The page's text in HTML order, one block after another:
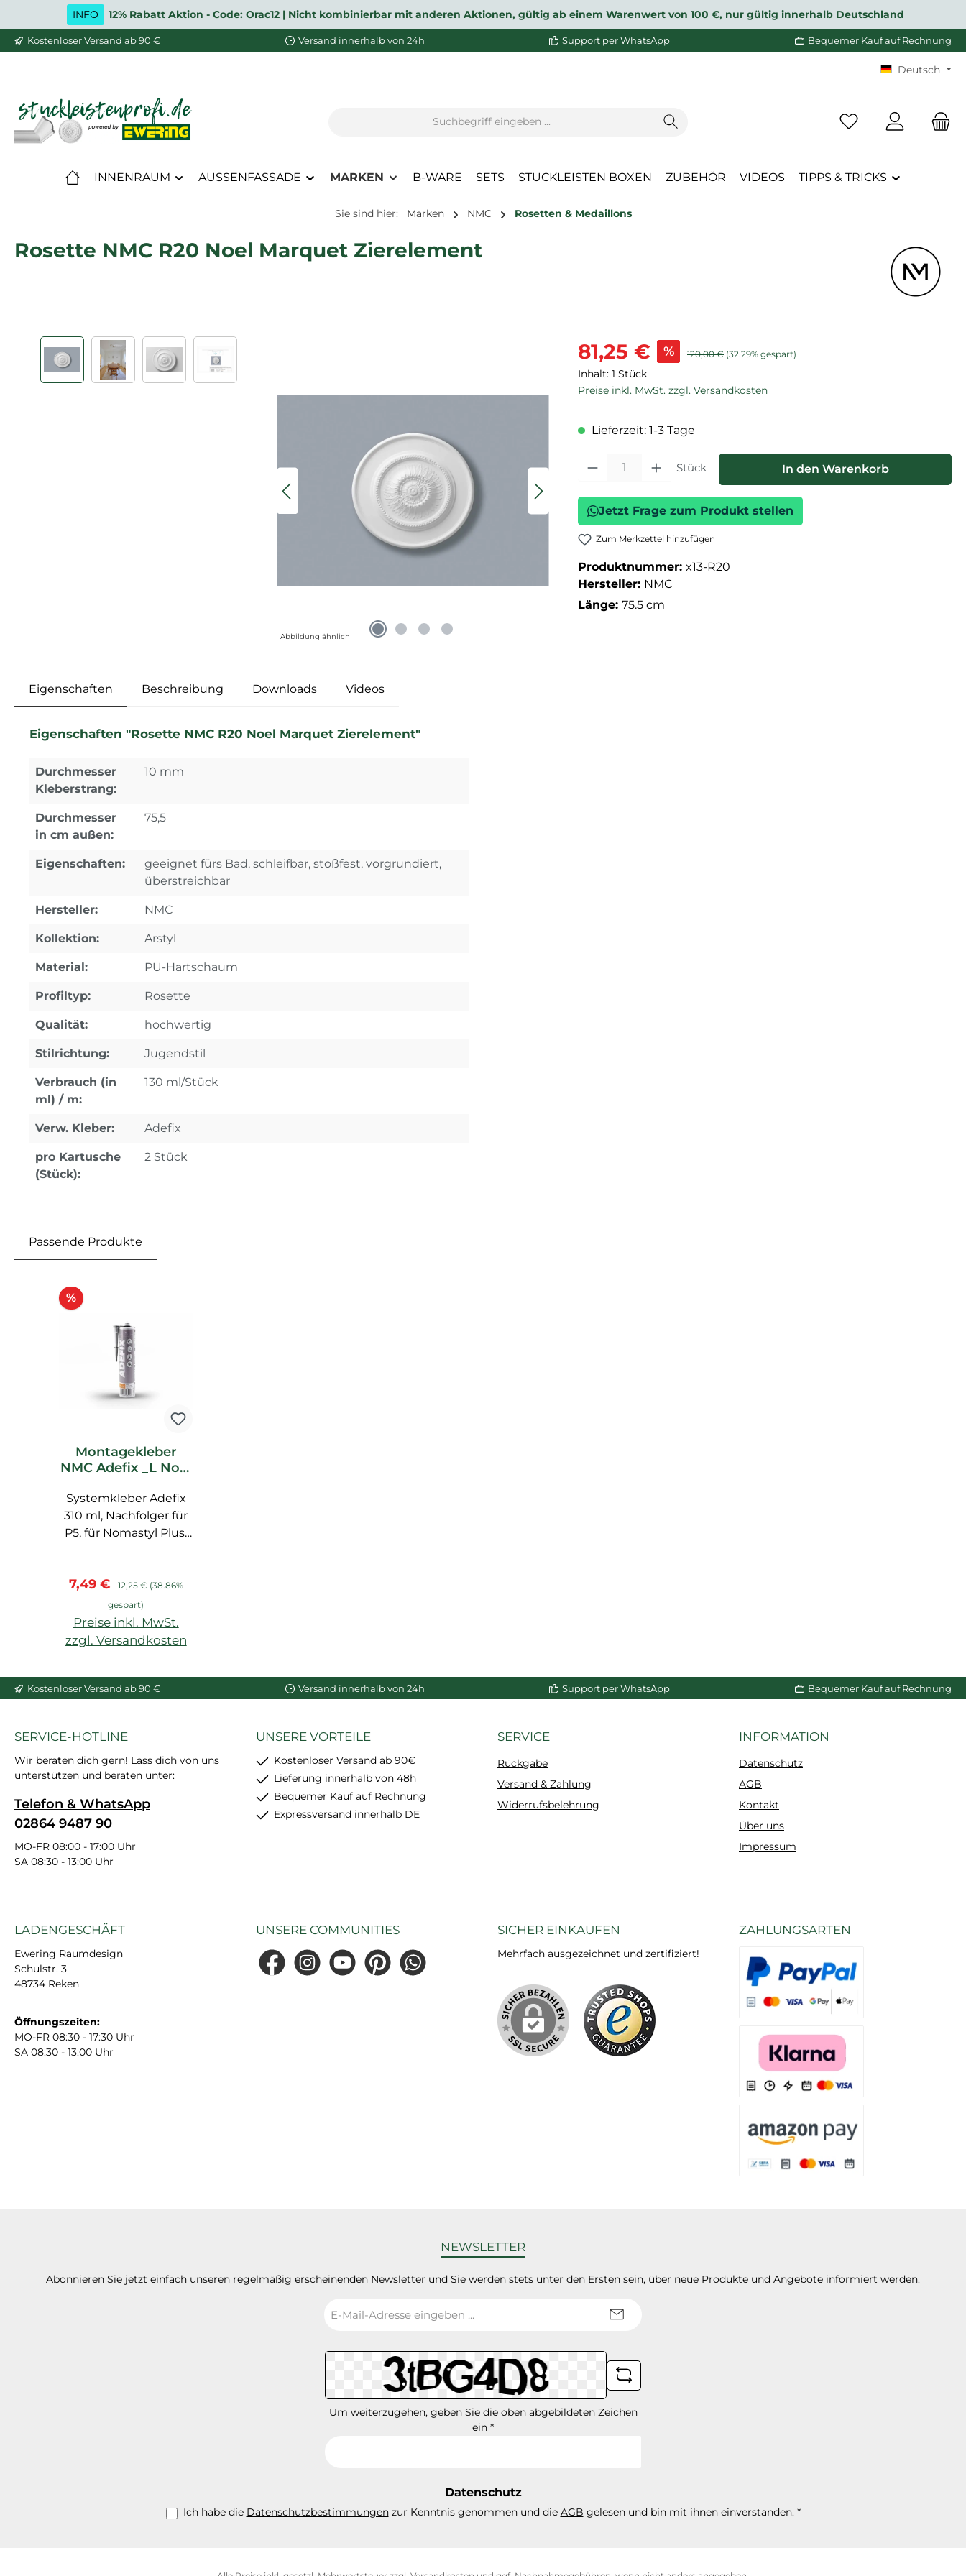
Hauptinhalt springen
Zur Suche springen
Zur Hauptnavigation springen
INFO 12% Rabatt Aktion - Code: Orac12 | Nicht kombinierbar mit anderen Aktionen, gültig ab einem Warenwert von 100 €, nur gültig innerhalb Deutschland
Kostenloser Versand ab 90 € Versand innerhalb von 24h Support per WhatsApp Bequemer Kauf auf Rechnung
Deutsch
Du hast 0 Produkte
INNENRAUM AUSSENFASSADE MARKEN B-WARE SETS STUCKLEISTEN BOXEN ZUBEHÖR VIDEOS TIPPS & TRICKS
Sie sind hier: Marken NMC Rosetten & Medaillons
Rosette NMC R20 Noel Marquet Zierelement
Bildergalerie überspringen
Abbildung ähnlich
Verkaufspreis:
81,25 € % Regulärer Preis:
120,00 € (32.29% gespart)
Inhalt: 1 Stück
Preise inkl. MwSt. zzgl. Versandkosten
Lieferzeit: 1-3 Tage
Produkt Anzahl: Gib den gewünschten Wert ein oder benutze die
Stück In den Warenkorb
Jetzt Frage zum Produkt stellen
Zum Merkzettel hinzufügen
Produktnummer: x13-R20
Hersteller: NMC
Länge: 75.5 cm
Eigenschaften Beschreibung Downloads Videos
Eigenschaften "Rosette NMC R20 Noel Marquet Zierelement"
Durchmesser
Kleberstrang:
10 mm
Durchmesser
in cm außen:
75,5
Eigenschaften:
geeignet fürs Bad, schleifbar, stoßfest, vorgrundiert,
überstreichbar
Hersteller: NMC
Kollektion: Arstyl
Material: PU-Hartschaum
Profiltyp: Rosette
Qualität: hochwertig
Stilrichtung: Jugendstil
Verbrauch (in
ml) / m:
130 ml/Stück
Verw. Kleber: Adefix
pro Kartusche
(Stück):
2 Stück
Passende Produkte
%Rabatt
Montagekleber
NMC Adefix _L Noel
Spachtelkleber
Systemkleber Adefix
310 ml, Nachfolger für
P5, für Nomastyl Plus,
starke
Anfangshaftung,
feinkörnig, schleif- und
überstreichbar, enthält
Verkaufspreis:
7,49 € Regulärer Preis:
12,25 € (38.86%
gespart)
Preise inkl. MwSt.
zzgl. Versandkosten
Kostenloser Versand ab 90 € Versand innerhalb von 24h Support per WhatsApp Bequemer Kauf auf Rechnung
SERVICE-HOTLINE
Wir beraten dich gern! Lass dich von uns
unterstützen und beraten unter:
Telefon & WhatsApp
02864 9487 90
MO-FR 08:00 - 17:00 Uhr
SA 08:30 - 13:00 Uhr
UNSERE VORTEILE
Kostenloser Versand ab 90€
Lieferung innerhalb von 48h
Bequemer Kauf auf Rechnung
Expressversand innerhalb DE
SERVICE
Rückgabe
Versand & Zahlung
Widerrufsbelehrung
INFORMATION
Datenschutz
AGB
Kontakt
Über uns
Impressum
LADENGESCHÄFT
Ewering Raumdesign
Schulstr. 3
48734 Reken
Öffnungszeiten:
MO-FR 08:30 - 17:30 Uhr
SA 08:30 - 13:00 Uhr
UNSERE COMMUNITIES
FacebookInstagramYouTubePinterestWhatsApp
SICHER EINKAUFEN
Mehrfach ausgezeichnet und zertifiziert!
ZAHLUNGSARTEN
NEWSLETTER
Abonnieren Sie jetzt einfach unseren regelmäßig erscheinenden Newsletter und Sie werden stets unter den Ersten sein, über neue Produkte und Angebote informiert werden.
Mail-
*
Um weiterzugehen, geben Sie die oben abgebildeten Zeichen
ein *
Datenschutz
Ich habe die Datenschutzbestimmungenzur Kenntnis genommen und die AGB gelesen und bin mit ihnen einverstanden. *